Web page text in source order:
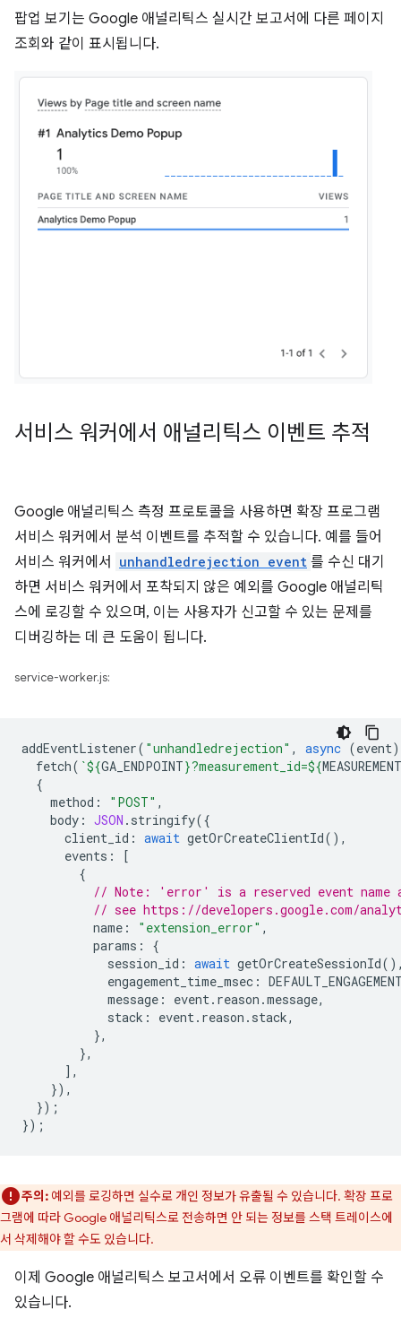
팝업 보기는 Google 애널리틱스 실시간 보고서에 다른 페이지
조회와 같이 표시됩니다.
서비스 워커에서 애널리틱스 이벤트 추적
Google 애널리틱스 측정 프로토콜을 사용하면 확장 프로그램
서비스 워커에서 분석 이벤트를 추적할 수 있습니다. 예를 들어
서비스 워커에서
unhandledrejection event 를 수신 대기
하면 서비스 워커에서 포착되지 않은 예외를 Google 애널리틱
스에 로깅할 수 있으며, 이는 사용자가 신고할 수 있는 문제를
디버깅하는 데 큰 도움이 됩니다.
service-worker.js:
addEventListener( "unhandledrejection" , async (event)
fetch( `${GA_ENDPOINT}?measurement_id=${
{
method : "POST" ,
body : JSON . stringify({
client_id : await getOrCreateClientId(),
events :
[
{
// Note: 'error' is a reserved event name
// see https://developers.google.com/
name : "extension_error" ,
params :
{
session_id : await getOrCreateSessionId
engagement_time_msec :
message : event. reason .message,
stack : event. reason . stack,
},
},
],
}),
});
});
주의: 예외를 로깅하면 실수로 개인 정보가 유출될 수 있습니다. 확장 프로
그램에 따라 Google 애널리틱스로 전송하면 안 되는 정보를 스택 트레이스에
서 삭제해야 할 수도 있습니다.
이제 Google 애널리틱스 보고서에서 오류 이벤트를 확인할 수
있습니다.